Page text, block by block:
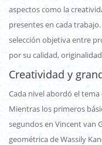
aspectos como la
presentes en cada
selección objetiva entre
por su calidad,
Creatividad y
Cada nivel abordó el
Mientras los primeros
segundos en Vincent van
geométrica de Wassily